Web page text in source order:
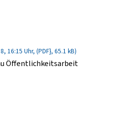
16:15 Uhr, (PDF}, 65.1 kB)
Öffentlichkeitsarbeit